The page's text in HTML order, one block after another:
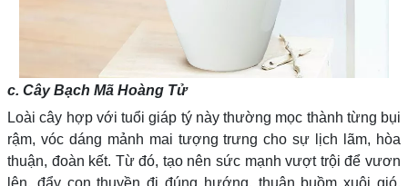
c. Cây Bạch Mã Hoàng Tử
Loài cây hợp với tuổi giáp tý này thường mọc thành từng bụi
rậm, vóc dáng mảnh mai tượng trưng cho sự lịch lãm, hòa
thuận, đoàn kết. Từ đó, tạo nên sức mạnh vượt trội để vươn